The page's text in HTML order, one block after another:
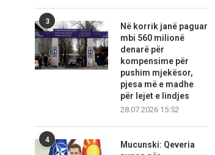
3
Në korrik janë paguar
mbi 560 milionë
denarë për
kompensime për
pushim mjekësor,
pjesa më e madhe
për lejet e lindjes
28.07.2026 15:52
4
Mucunski: Qeveria